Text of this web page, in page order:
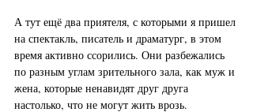
А тут ещё два приятеля, с которыми я пришел
на спектакль, писатель и драматург, в этом
время активно ссорились. Они разбежались
по разным углам зрительного зала, как муж и
жена, которые ненавидят друг друга
настолько, что не могут жить врозь.